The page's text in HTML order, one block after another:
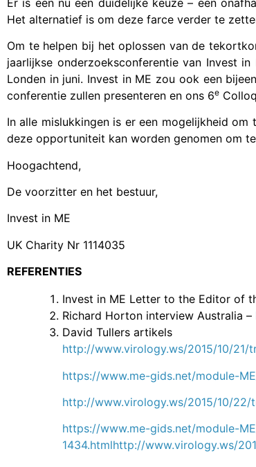
Het alternatief is om deze farce verder te
Om te helpen bij het oplossen van de
jaarlijkse onderzoeksconferentie van Invest in
Londen in juni. Invest in ME zou ook een
conferentie zullen presenteren en ons 6e
In alle mislukkingen is er een mogelijkheid
deze opportuniteit kan worden genomen om
Hoogachtend,
De voorzitter en het bestuur,
Invest in ME
UK Charity Nr 1114035
REFERENTIES
Invest in ME Letter to the Editor of
Richard Horton interview Australia –
David Tullers artikels
http://www.virology.ws/2015/10/21/
https://www.me-gids.net/module-
http://www.virology.ws/2015/10/
https://www.me-gids.net/module-
1434.htmlhttp://www.virology.ws/